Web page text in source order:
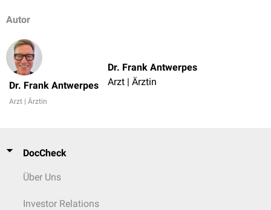
Autor
Dr. Frank Antwerpes
Arzt | Ärztin
Dr. Frank Antwerpes
Arzt | Ärztin
DocCheck
Über Uns
Investor Relations